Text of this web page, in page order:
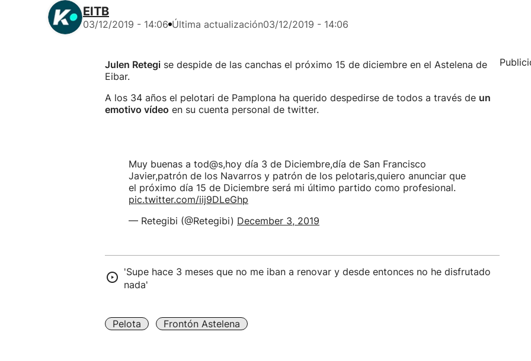
EITB
03/12/2019 - 14:06 Última actualización03/12/2019 - 14:06
Julen Retegi se despide de las canchas el próximo 15 de diciembre en el Astelena de
Eibar.
A los 34 años el pelotari de Pamplona ha querido despedirse de todos a través de un
emotivo vídeo en su cuenta personal de twitter.
Muy buenas a tod@s,hoy día 3 de Diciembre,día de San Francisco
Javier,patrón de los Navarros y patrón de los pelotaris,quiero anunciar que
el próximo día 15 de Diciembre será mi último partido como profesional.
pic.twitter.com/iij9DLeGhp
— Retegibi (@Retegibi) December 3, 2019
'Supe hace 3 meses que no me iban a renovar y desde entonces no he disfrutado
nada'
Pelota Frontón Astelena